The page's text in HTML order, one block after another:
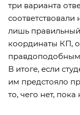
три варианта
лишь
координаты КП,
В итоге, если
им предстояло
то, чего нет, пока